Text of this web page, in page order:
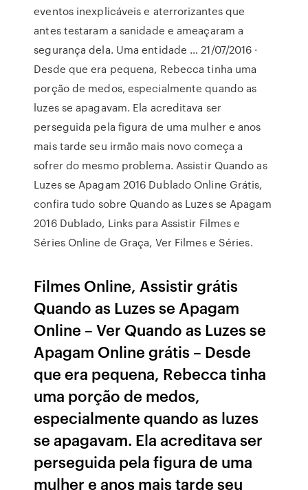
eventos inexplicáveis e aterrorizantes que
antes testaram a sanidade e ameaçaram a
segurança dela. Uma entidade … 21/07/2016 ·
Desde que era pequena, Rebecca tinha uma
porção de medos, especialmente quando as
luzes se apagavam. Ela acreditava ser
perseguida pela figura de uma mulher e anos
mais tarde seu irmão mais novo começa a
sofrer do mesmo problema. Assistir Quando as
Luzes se Apagam 2016 Dublado Online Grátis,
confira tudo sobre Quando as Luzes se Apagam
2016 Dublado, Links para Assistir Filmes e
Séries Online de Graça, Ver Filmes e Séries.
Filmes Online, Assistir grátis
Quando as Luzes se Apagam
Online – Ver Quando as Luzes se
Apagam Online grátis – Desde
que era pequena, Rebecca tinha
uma porção de medos,
especialmente quando as luzes
se apagavam. Ela acreditava ser
perseguida pela figura de uma
mulher e anos mais tarde seu